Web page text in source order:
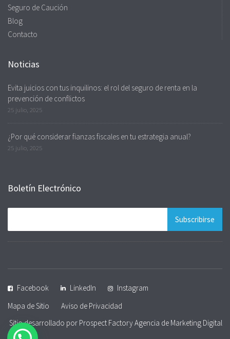
Seguro de Caución
Blog
Contacto
Noticias
Evita juicios con tus inquilinos: el rol del seguro de renta en la
prevención de conflictos
25 julio, 2025
¿Por qué considerar fianzas fiscales en tu estrategia anual?
25 julio, 2025
Boletín Electrónico
Facebook LinkedIn
Instagram
Mapa de Sitio
Aviso de Privacidad
Sitio desarrollado por Prospect FactoryAgencia de Marketing Digital